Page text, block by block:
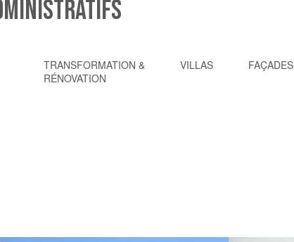
VILLAS FAÇADES
TRANSFORMATION &
RÉNOVATION